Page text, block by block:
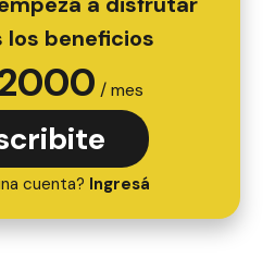
los beneficios
/ mes
cuenta? Ingresá